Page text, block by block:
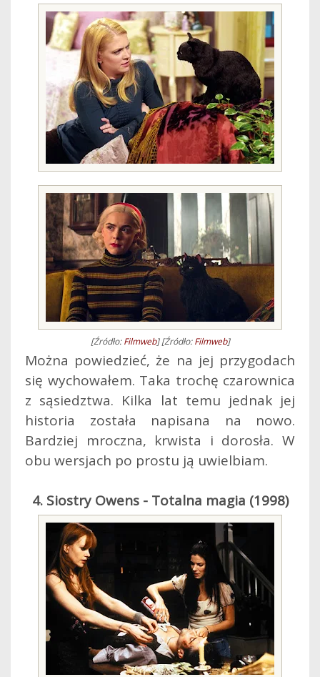
[Źródło:Filmweb] [Źródło:Filmweb]
Można powiedzieć, że na jej przygodach
się wychowałem. Taka trochę czarownica
z sąsiedztwa. Kilka lat temu jednak jej
historia została napisana na nowo.
Bardziej mroczna, krwista i dorosła. W
obu wersjach po prostu ją uwielbiam.
4. Siostry Owens - Totalna magia (1998)